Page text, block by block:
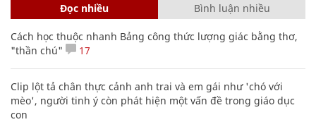
Đọc nhiều Bình luận nhiều
Cách học thuộc nhanh Bảng công thức lượng giác bằng thơ,
"thần chú"
17
Clip lột tả chân thực cảnh anh trai và em gái như 'chó với
mèo', người tinh ý còn phát hiện một vấn đề trong giáo dục
con